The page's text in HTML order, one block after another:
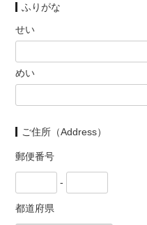
ふりがな
せい
めい
ご住所（Address）
郵便番号
-
都道府県